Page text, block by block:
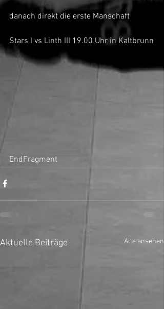
danach direkt die erste Manschaft
Stars I vs Linth III 19.00 Uhr in Kaltbrunn
EndFragment
Aktuelle Beiträge Alle ansehen